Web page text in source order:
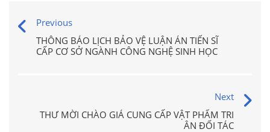
Previous
THÔNG BÁO LỊCH BẢO VỆ LUẬN ÁN TIẾN SĨ
CẤP CƠ SỞ NGÀNH CÔNG NGHỆ SINH HỌC
Next
THƯ MỜI CHÀO GIÁ CUNG CẤP VẬT PHẨM TRI
ÂN ĐỐI TÁC